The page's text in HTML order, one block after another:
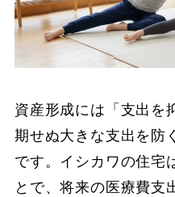
資産形成には「支出を
期せぬ大きな支出を防
です。イシカワの住宅
とで、将来の医療費支